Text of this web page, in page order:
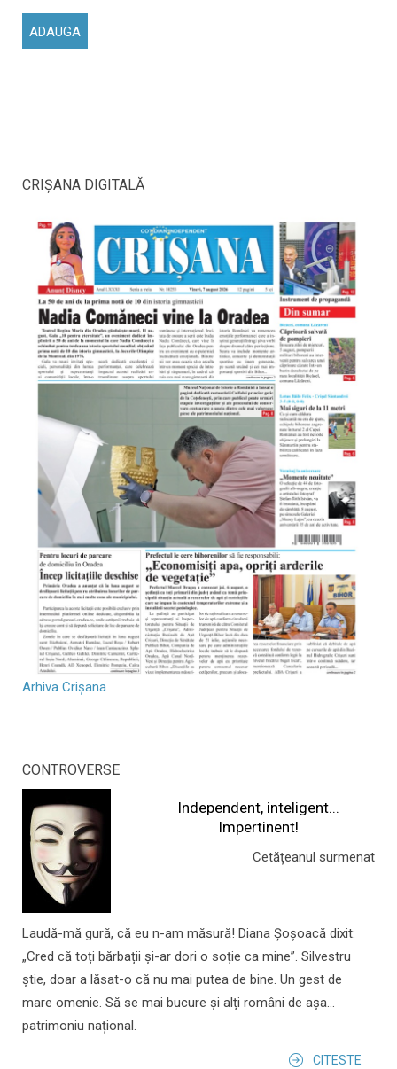
CRIŞANA DIGITALĂ
Arhiva Crișana
CONTROVERSE
Independent, inteligent...
Impertinent!
Cetățeanul surmenat
Laudă-mă gură, că eu n-am măsură! Diana Șoșoacă dixit:
„Cred că toți bărbații și-ar dori o soție ca mine”. Silvestru
știe, doar a lăsat-o că nu mai putea de bine. Un gest de
mare omenie. Să se mai bucure și alți români de așa...
patrimoniu național.
CITESTE